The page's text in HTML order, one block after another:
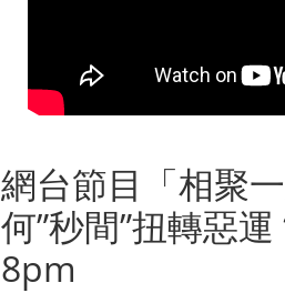
網台節目「相聚
何”秒間”扭轉惡
8pm